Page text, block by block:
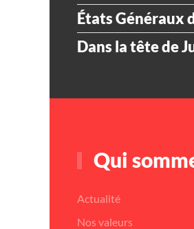
États Généraux
Dans la tête de
Qui
Actualité
Nos valeurs